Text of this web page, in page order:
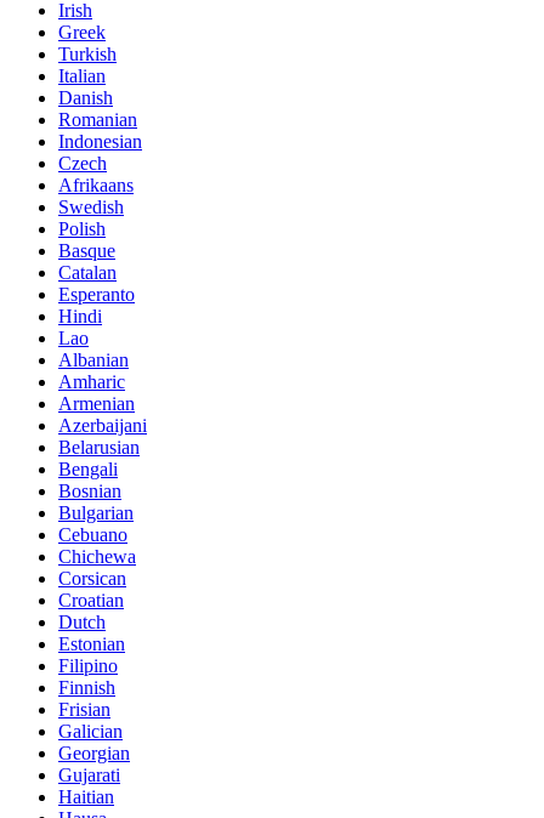
Irish
Greek
Turkish
Italian
Danish
Romanian
Indonesian
Czech
Afrikaans
Swedish
Polish
Basque
Catalan
Esperanto
Hindi
Lao
Albanian
Amharic
Armenian
Azerbaijani
Belarusian
Bengali
Bosnian
Bulgarian
Cebuano
Chichewa
Corsican
Croatian
Dutch
Estonian
Filipino
Finnish
Frisian
Galician
Georgian
Gujarati
Haitian